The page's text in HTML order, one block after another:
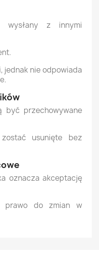
wysłany z innymi
jednak nie odpowiada
być przechowywane
usunięte bez
oznacza akceptację
prawo do zmian w